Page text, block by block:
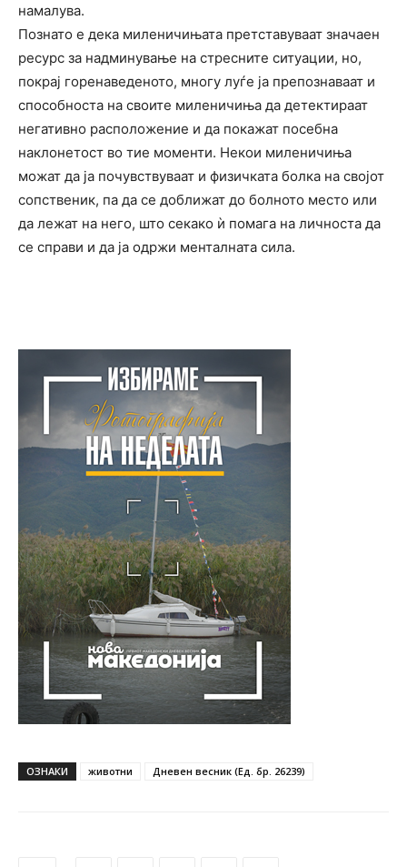
намалува.
Познато е дека миленичињата претставуваат значаен
ресурс за надминување на стресните ситуации, но,
покрај горенаведеното, многу луѓе ја препознаваат и
способноста на своите миленичиња да детектираат
негативно расположение и да покажат посебна
наклонетост во тие моменти. Некои миленичиња
можат да ја почувствуваат и физичката болка на својот
сопственик, па да се доближат до болното место или
да лежат на него, што секако ѝ помага на личноста да
се справи и да ја одржи менталната сила.
ОЗНАКИ животни Дневен весник (Ед. бр. 26239)